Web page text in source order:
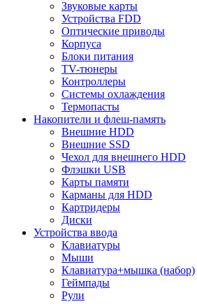
Звуковые карты
Устройства FDD
Оптические приводы
Корпуса
Блоки питания
TV-тюнеры
Контроллеры
Системы охлаждения
Термопасты
Накопители и флеш-память
Внешние HDD
Внешние SSD
Чехол для внешнего HDD
Флэшки USB
Карты памяти
Карманы для HDD
Картридеры
Диски
Устройства ввода
Клавиатуры
Мыши
Клавиатура+мышка (набор)
Геймпады
Рули